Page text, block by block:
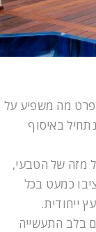
מה משפיע על
באיסוף
מזה של הטבעי,
כמעט בכל
ייחודית.
בלב התעשייה